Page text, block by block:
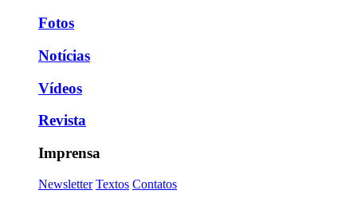
Fotos
Notícias
Vídeos
Revista
Imprensa
Newsletter Textos Contatos